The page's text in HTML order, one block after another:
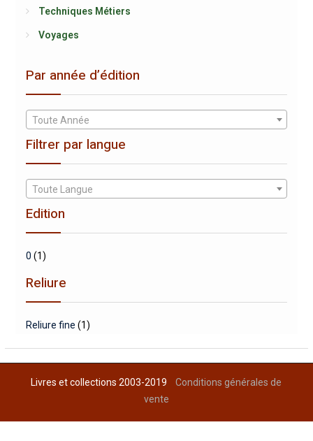
Techniques Métiers
Voyages
Par année d’édition
Toute Année
Filtrer par langue
Toute Langue
Edition
0 (1)
Reliure
Reliure fine (1)
Livres et collections 2003-2019Conditions générales de
vente